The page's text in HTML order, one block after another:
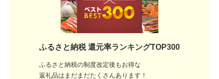
ふるさと納税 還元率ランキングTOP300
ふるさと納税の制度改定後もお得な
返礼品はまだまだたくさんあります！